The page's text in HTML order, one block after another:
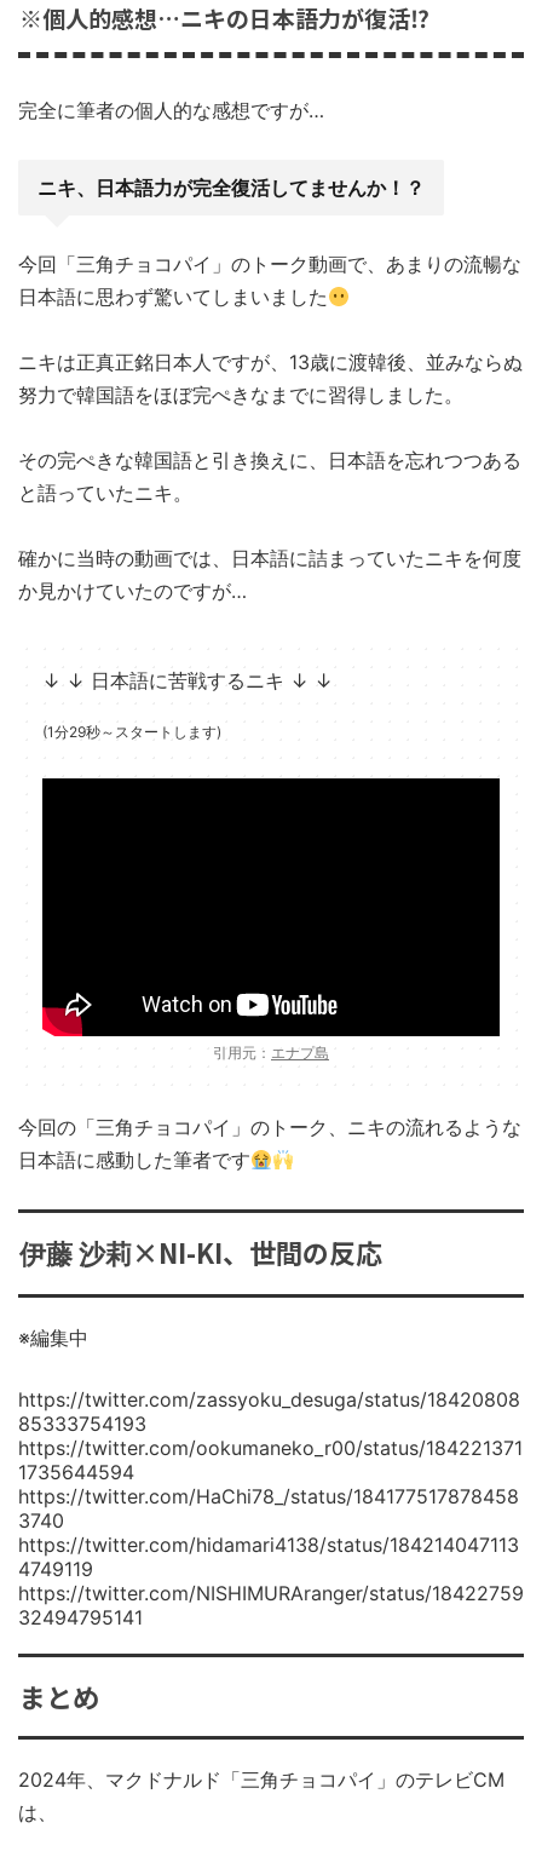
※個人的感想…ニキの日本語力が復活⁉
完全に筆者の個人的な感想ですが…
ニキ、日本語力が完全復活してませんか！？
今回「三角チョコパイ」のトーク動画で、あまりの流暢な
日本語に思わず驚いてしまいました
ニキは正真正銘日本人ですが、13歳に渡韓後、並みならぬ
努力で韓国語をほぼ完ぺきなまでに習得しました。
その完ぺきな韓国語と引き換えに、日本語を忘れつつある
と語っていたニキ。
確かに当時の動画では、日本語に詰まっていたニキを何度
か見かけていたのですが…
↓ ↓ 日本語に苦戦するニキ ↓ ↓
(1分29秒～スタートします)
引用元： エナプ島
今回の「三角チョコパイ」のトーク、ニキの流れるような
日本語に感動した筆者です
伊藤 沙莉×NI-KI、世間の反応
※編集中
https://twitter.com/zassyoku_desuga/status/18420808
85333754193
https://twitter.com/ookumaneko_r00/status/184221371
1735644594
https://twitter.com/HaChi78_/status/184177517878458
3740
https://twitter.com/hidamari4138/status/184214047113
4749119
https://twitter.com/NISHIMURAranger/status/18422759
32494795141
まとめ
2024年、マクドナルド「三角チョコパイ」のテレビCM
は、